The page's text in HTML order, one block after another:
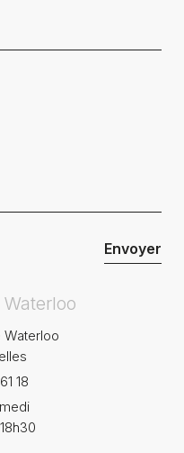
Waterloo
18